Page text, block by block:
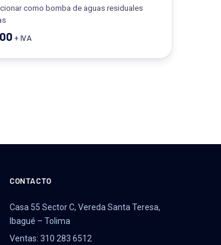
como bomba de aguas residuales
+ IVA
CONTACTO
Casa 55 Sector C, Vereda Santa Teresa,
Ibagué – Tolima
Ventas: 310 283 6512